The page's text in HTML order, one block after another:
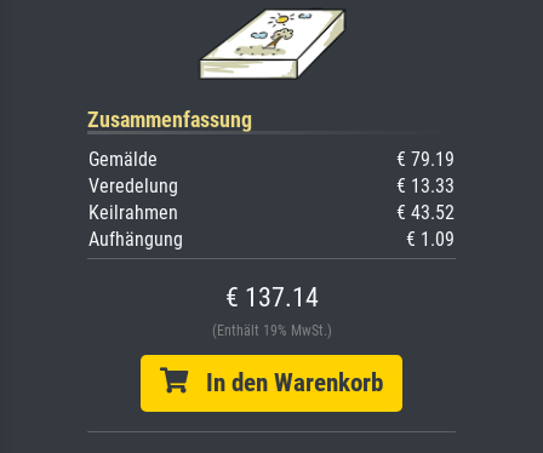
Zusammenfassung
Gemälde
€ 79.19
Veredelung
€ 13.33
Keilrahmen
€ 43.52
Aufhängung
€ 1.09
€ 137.14
(Enthält 19% MwSt.)
In den Warenkorb